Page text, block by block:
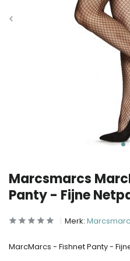
Marcsmarcs
Panty - Fijne
Merk:
MarcMarcs - Fishnet Panty -